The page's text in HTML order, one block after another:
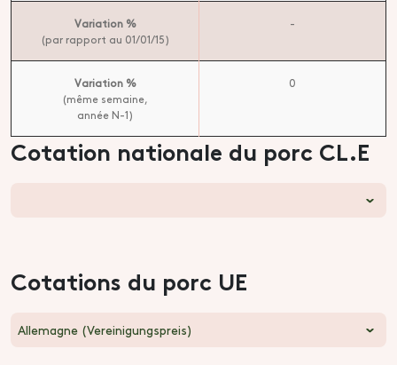
Variation %
(par rapport au 01/01/15)
-
Variation %
(même semaine,
année N-1)
0
Cotation nationale du porc CL.E
Cotations du porc UE
Allemagne (Vereinigungspreis)